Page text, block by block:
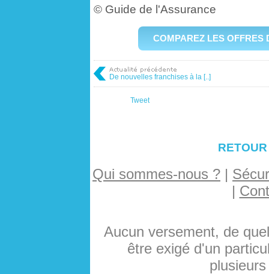
© Guide de l'Assurance
COMPAREZ LES OFFRES
De nouvelles franchises à la [..]
Tweet
Qui sommes-nous ? |
|
Aucun versement, de
être exigé d'un